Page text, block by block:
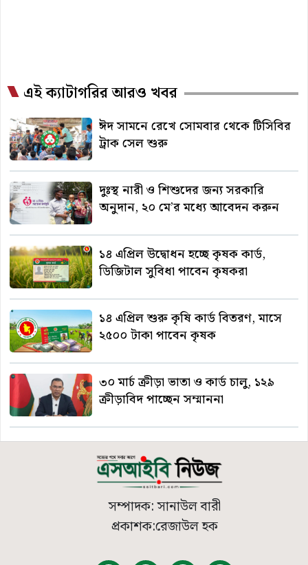
এই ক্যাটাগরির আরও খবর
ঈদ সামনে রেখে সোমবার থেকে টিসিবির
ট্রাক সেল শুরু
দুঃস্থ নারী ও শিশুদের জন্য সরকারি
অনুদান, ২০ মে’র মধ্যে আবেদন করুন
১৪ এপ্রিল উদ্বোধন হচ্ছে কৃষক কার্ড,
ডিজিটাল সুবিধা পাবেন কৃষকরা
১৪ এপ্রিল শুরু কৃষি কার্ড বিতরণ, মাসে
২৫০০ টাকা পাবেন কৃষক
৩০ মার্চ ক্রীড়া ভাতা ও কার্ড চালু, ১২৯
ক্রীড়াবিদ পাচ্ছেন সম্মাননা
সম্পাদক: সানাউল বারী
প্রকাশক:রেজাউল হক